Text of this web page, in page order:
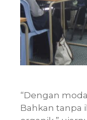
“Dengan
Bahkan tanpa